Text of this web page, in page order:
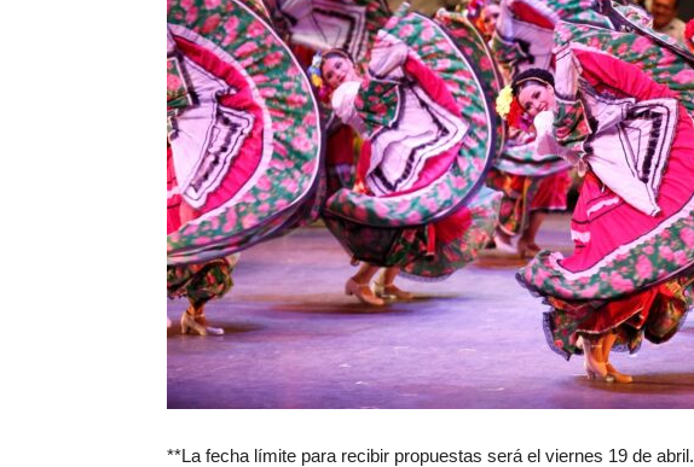
**La fecha límite para recibir propuestas será el viernes 19 de abril.